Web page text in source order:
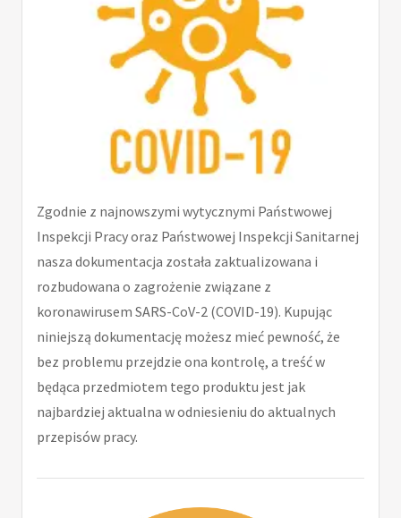
Zgodnie z najnowszymi wytycznymi Państwowej
Inspekcji Pracy oraz Państwowej Inspekcji Sanitarnej
nasza dokumentacja została zaktualizowana i
rozbudowana o zagrożenie związane z
koronawirusem SARS-CoV-2 (COVID-19). Kupując
niniejszą dokumentację możesz mieć pewność, że
bez problemu przejdzie ona kontrolę, a treść w
będąca przedmiotem tego produktu jest jak
najbardziej aktualna w odniesieniu do aktualnych
przepisów pracy.